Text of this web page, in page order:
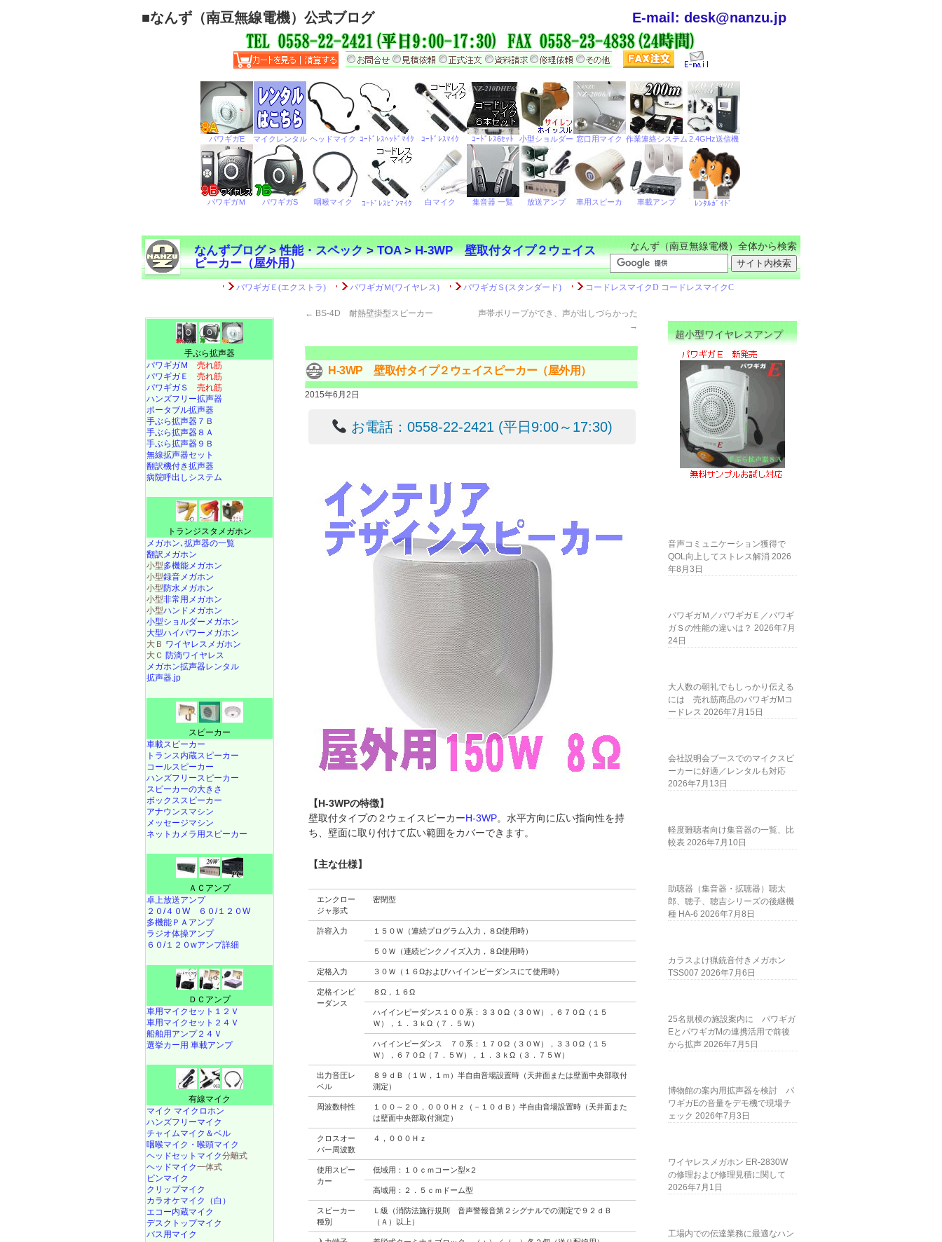
■なんず（南豆無線電機）公式ブログ E-mail: desk@nanzu.jp
なんずブログ>性能・スペック>TOA>H-3WP 壁取付タイプ２ウェイス
ピーカー（屋外用）
なんず（南豆無線電機）全体から検索
← BS-4D 耐熱壁掛型スピーカー
声帯ポリープができ、声が出しづらかった
→
H-3WP 壁取付タイプ２ウェイスピーカー（屋外用）
2015年6月2日
お電話：0558-22-2421 (平日9:00～17:30)
【H-3WPの特徴】
壁取付タイプの２ウェイスピーカーH-3WP。水平方向に広い指向性を持
ち、壁面に取り付けて広い範囲をカバーできます。
【主な仕様】
エンクロー
ジャ形式
密閉型
許容入力 １５０Ｗ（連続プログラム入力，８Ω使用時）
５０Ｗ（連続ピンクノイズ入力，８Ω使用時）
定格入力 ３０Ｗ（１６Ωおよびハイインピーダンスにて使用時）
定格インピ
ーダンス
８Ω，１６Ω
ハイインピーダンス１００系：３３０Ω（３０Ｗ），６７０Ω（１５
Ｗ），１．３ｋΩ（７．５Ｗ）
ハイインピーダンス ７０系：１７０Ω（３０Ｗ），３３０Ω（１５
Ｗ），６７０Ω（７．５Ｗ），１．３ｋΩ（３．７５Ｗ）
出力音圧レ
ベル
８９ｄＢ（１Ｗ，１ｍ）半自由音場設置時（天井面または壁面中央部取付
測定）
周波数特性
１００～２０，０００Ｈｚ（－１０ｄＢ）半自由音場設置時（天井面また
は壁面中央部取付測定）
クロスオー
バー周波数
４，０００Ｈｚ
使用スピー
カー
低域用：１０ｃｍコーン型×２
高域用：２．５ｃｍドーム型
スピーカー
種別
Ｌ級（消防法施行規則 音声警報音第２シグナルでの測定で９２ｄＢ
（Ａ）以上）
手ぶら拡声器
パワギガＭ 売れ筋
パワギガＥ 売れ筋
パワギガＳ 売れ筋
ハンズフリー拡声器
ポータブル拡声器
手ぶら拡声器７Ｂ
手ぶら拡声器８Ａ
手ぶら拡声器９Ｂ
無線拡声器セット
翻訳機付き拡声器
病院呼出しシステム
トランジスタメガホン
メガホン､拡声器の一覧
翻訳メガホン
小型多機能メガホン
小型録音メガホン
小型防水メガホン
小型非常用メガホン
小型ハンドメガホン
小型ショルダーメガホン
大型ハイパワーメガホン
大Ｂ ワイヤレスメガホン
大Ｃ 防滴ワイヤレス
メガホン拡声器レンタル
拡声器.jp
スピーカー
車載スピーカー
トランス内蔵スピーカー
コールスピーカー
ハンズフリースピーカー
スピーカーの大きさ
ボックススピーカー
アナウンスマシン
メッセージマシン
ネットカメラ用スピーカー
ＡＣアンプ
卓上放送アンプ
２０/４０W
６０/１２０W
多機能ＰＡアンプ
ラジオ体操アンプ
６０/１２０wアンプ詳細
ＤＣアンプ
車用マイクセット１２Ｖ
車用マイクセット２４Ｖ
船舶用アンプ２４Ｖ
選挙カー用 車載アンプ
有線マイク
マイク マイクロホン
ハンズフリーマイク
チャイムマイク＆ベル
咽喉マイク・喉頭マイク
ヘッドセットマイク分離式
ヘッドマイク一体式
ピンマイク
クリップマイク
カラオケマイク（白）
エコー内蔵マイク
デスクトップマイク
バス用マイク
超小型ワイヤレスアンプ
音声コミュニケーション獲得で
QOL向上してストレス解消 2026
年8月3日
パワギガＭ／パワギガＥ／パワギ
ガＳの性能の違いは？ 2026年7月
24日
大人数の朝礼でもしっかり伝える
には 売れ筋商品のパワギガMコ
ードレス 2026年7月15日
会社説明会ブースでのマイクスピ
ーカーに好適／レンタルも対応
2026年7月13日
軽度難聴者向け集音器の一覧、比
較表 2026年7月10日
助聴器（集音器・拡聴器）聴太
郎、聴子、聴吉シリーズの後継機
種 HA-6 2026年7月8日
カラスよけ猟銃音付きメガホン
TSS007 2026年7月6日
25名規模の施設案内に パワギガ
EとパワギガMの連携活用で前後
から拡声 2026年7月5日
博物館の案内用拡声器を検討 パ
ワギガEの音量をデモ機で現場チ
ェック 2026年7月3日
ワイヤレスメガホン ER-2830W
の修理および修理見積に関して
2026年7月1日
工場内での伝達業務に最適なハン